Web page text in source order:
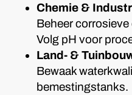
Chemie &
Beheer
Volg pH voor
Land- &
Bewaak
bemestingstanks.